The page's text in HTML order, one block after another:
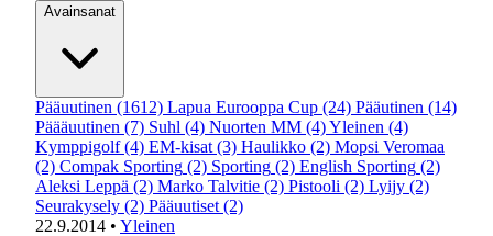
Avainsanat
Pääuutinen (1612) Lapua Eurooppa Cup (24) Pääutinen (14)
Päääuutinen (7) Suhl (4) Nuorten MM (4)Yleinen (4)
Kymppigolf (4) EM-kisat (3) Haulikko (2) Mopsi Veromaa
(2) Compak Sporting (2) Sporting (2) English Sporting (2)
Aleksi Leppä (2) Marko Talvitie (2) Pistooli (2) Lyijy (2)
Seurakysely (2) Pääuutiset (2)
22.9.2014 • Yleinen